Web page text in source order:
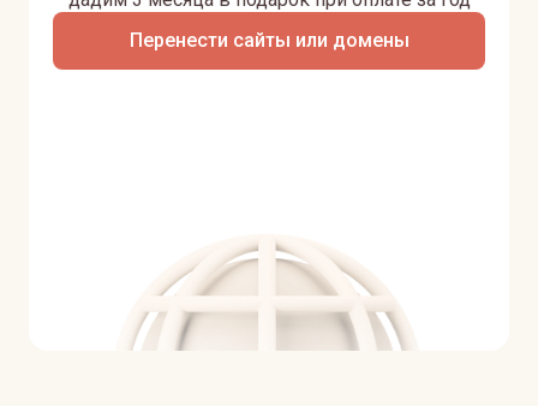
Перенести сайты или домены